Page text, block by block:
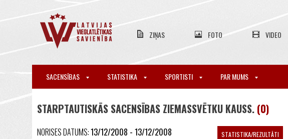
ZIŅAS FOTO VIDEO
SACENSĪBAS STATISTIKA SPORTISTI PAR MUMS
STARPTAUTISKĀS SACENSĪBAS ZIEMASSVĒTKU KAUSS. (0)
NORISES DATUMS:13/12/2008 - 13/12/2008
STATISTIKA/REZULTĀTI